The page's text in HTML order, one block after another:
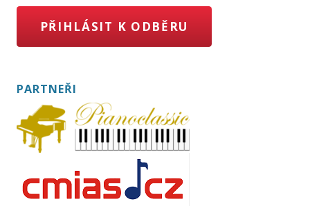
PŘIHLÁSIT K ODBĚRU
PARTNEŘI